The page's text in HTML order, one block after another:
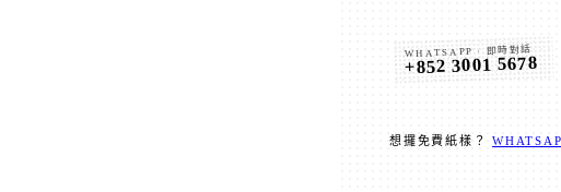
WHATSAPP · 即時對話
+852 3001 5678
想攞免費紙樣？